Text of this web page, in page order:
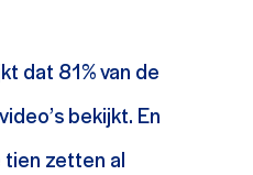
dat 81% van de
bekijkt. En
tien zetten al